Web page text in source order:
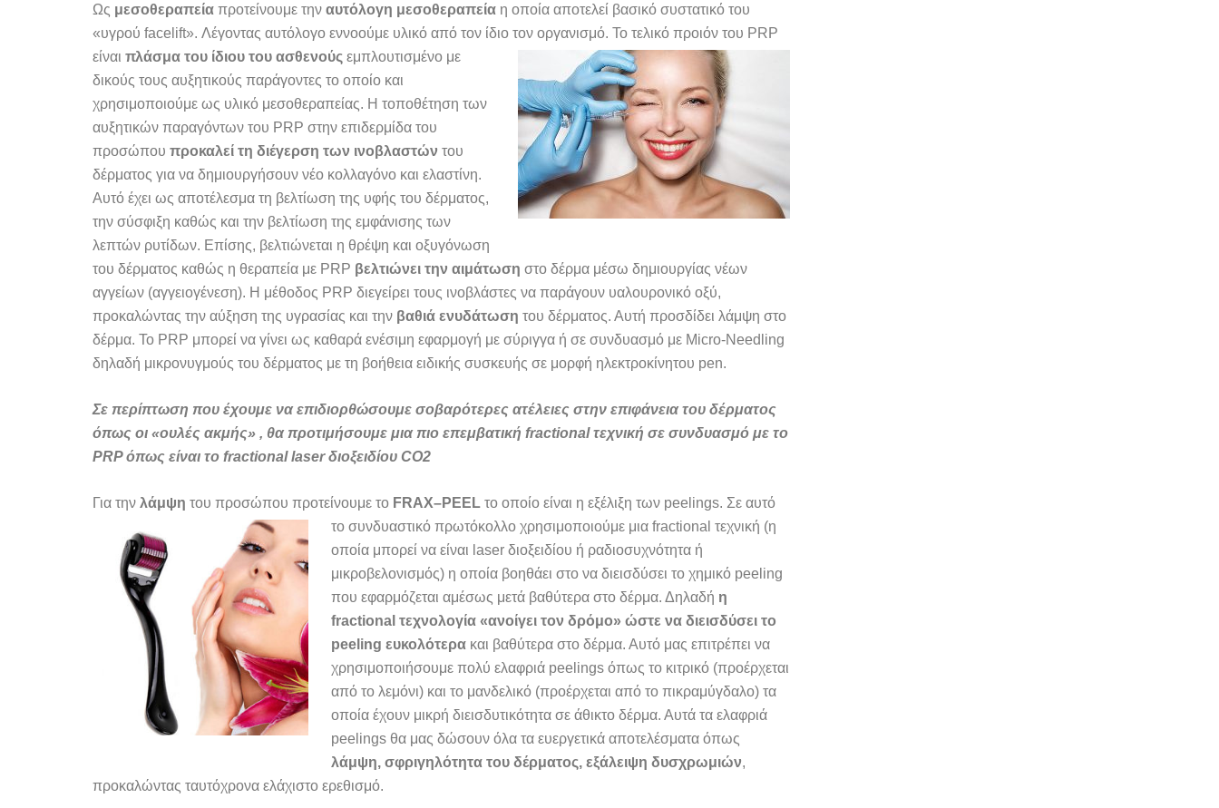
Ως μεσοθεραπεία προτείνουμε την αυτόλογη μεσοθεραπεία η οποία αποτελεί βασικό συστατικό του
«υγρού facelift». Λέγοντας αυτόλογο εννοούμε υλικό από τον ίδιο τον οργανισμό. Το τελικό προιόν του PRP
είναι πλάσμα του ίδιου του ασθενούς εμπλουτισμένο με
δικούς τους αυξητικούς παράγοντες το οποίο και
χρησιμοποιούμε ως υλικό μεσοθεραπείας. Η τοποθέτηση των
αυξητικών παραγόντων του PRP στην επιδερμίδα του
προσώπου προκαλεί τη διέγερση των ινοβλαστών του
δέρματος για να δημιουργήσουν νέο κολλαγόνο και ελαστίνη.
Αυτό έχει ως αποτέλεσμα τη βελτίωση της υφής του δέρματος,
την σύσφιξη καθώς και την βελτίωση της εμφάνισης των
λεπτών ρυτίδων. Επίσης, βελτιώνεται η θρέψη και οξυγόνωση
του δέρματος καθώς η θεραπεία με PRP βελτιώνει την αιμάτωση στο δέρμα μέσω δημιουργίας νέων
αγγείων (αγγειογένεση). Η μέθοδος PRP διεγείρει τους ινοβλάστες να παράγουν υαλουρονικό οξύ,
προκαλώντας την αύξηση της υγρασίας και την βαθιά ενυδάτωση του δέρματος. Αυτή προσδίδει λάμψη στο
δέρμα. Το PRP μπορεί να γίνει ως καθαρά ενέσιμη εφαρμογή με σύριγγα ή σε συνδυασμό με Micro-Needling
δηλαδή μικρονυγμούς του δέρματος με τη βοήθεια ειδικής συσκευής σε μορφή ηλεκτροκίνητου pen.
Σε περίπτωση που έχουμε να επιδιορθώσουμε σοβαρότερες ατέλειες στην επιφάνεια του δέρματος
όπως οι «ουλές ακμής» , θα προτιμήσουμε μια πιο επεμβατική fractional τεχνική σε συνδυασμό με το
PRP όπως είναι το fractionallaser διοξειδίου CO2
Για την λάμψη του προσώπου προτείνουμε το FRAX–PEEL το οποίο είναι η εξέλιξη των peelings. Σε αυτό
το συνδυαστικό πρωτόκολλο χρησιμοποιούμε μια fractional τεχνική (η
οποία μπορεί να είναι laser διοξειδίου ή ραδιοσυχνότητα ή
μικροβελονισμός) η οποία βοηθάει στο να διεισδύσει το χημικό peeling
που εφαρμόζεται αμέσως μετά βαθύτερα στο δέρμα. Δηλαδή η
fractional τεχνολογία «ανοίγει τον δρόμο» ώστε να διεισδύσει το
peeling ευκολότερα και βαθύτερα στο δέρμα. Αυτό μας επιτρέπει να
χρησιμοποιήσουμε πολύ ελαφριά peelings όπως το κιτρικό (προέρχεται
από το λεμόνι) και το μανδελικό (προέρχεται από το πικραμύγδαλο) τα
οποία έχουν μικρή διεισδυτικότητα σε άθικτο δέρμα. Αυτά τα ελαφριά
peelings θα μας δώσουν όλα τα ευεργετικά αποτελέσματα όπως
λάμψη, σφριγηλότητα του δέρματος, εξάλειψη δυσχρωμιών,
προκαλώντας ταυτόχρονα ελάχιστο ερεθισμό.